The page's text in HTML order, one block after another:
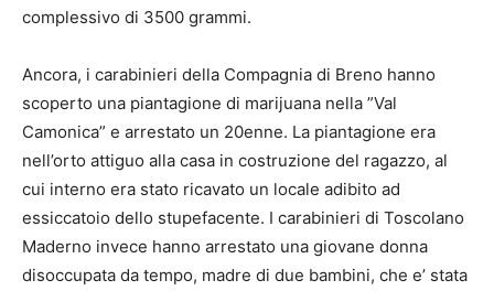
complessivo di 3500 grammi.
Ancora, i carabinieri della Compagnia di Breno hanno
scoperto una piantagione di marijuana nella ”Val
Camonica” e arrestato un 20enne. La piantagione era
nell’orto attiguo alla casa in costruzione del ragazzo, al
cui interno era stato ricavato un locale adibito ad
essiccatoio dello stupefacente. I carabinieri di Toscolano
Maderno invece hanno arrestato una giovane donna
disoccupata da tempo, madre di due bambini, che e’ stata